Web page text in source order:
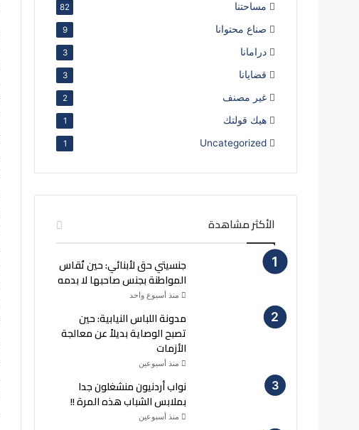
مساحتنا 82
صناع محتوانا 9
درامانا 3
قضايانا 3
غير مصنف 2
هيك قولتك 1
Uncategorized
1
الأكثر مشاهدة
جنسيتي حق لأبنائي: حين تُقاس
المواطنة بجنس صاحبها لا بدمه
منذ أسبوع واحد
مدونة اللباس النيابية: حين
تصبح الوصاية بديلاً عن معالجة
الأزمات
منذ أسبوعين
نواب أردنيون منشغلون جدا
بملابس الشباب هذه المرة !!
منذ أسبوعين